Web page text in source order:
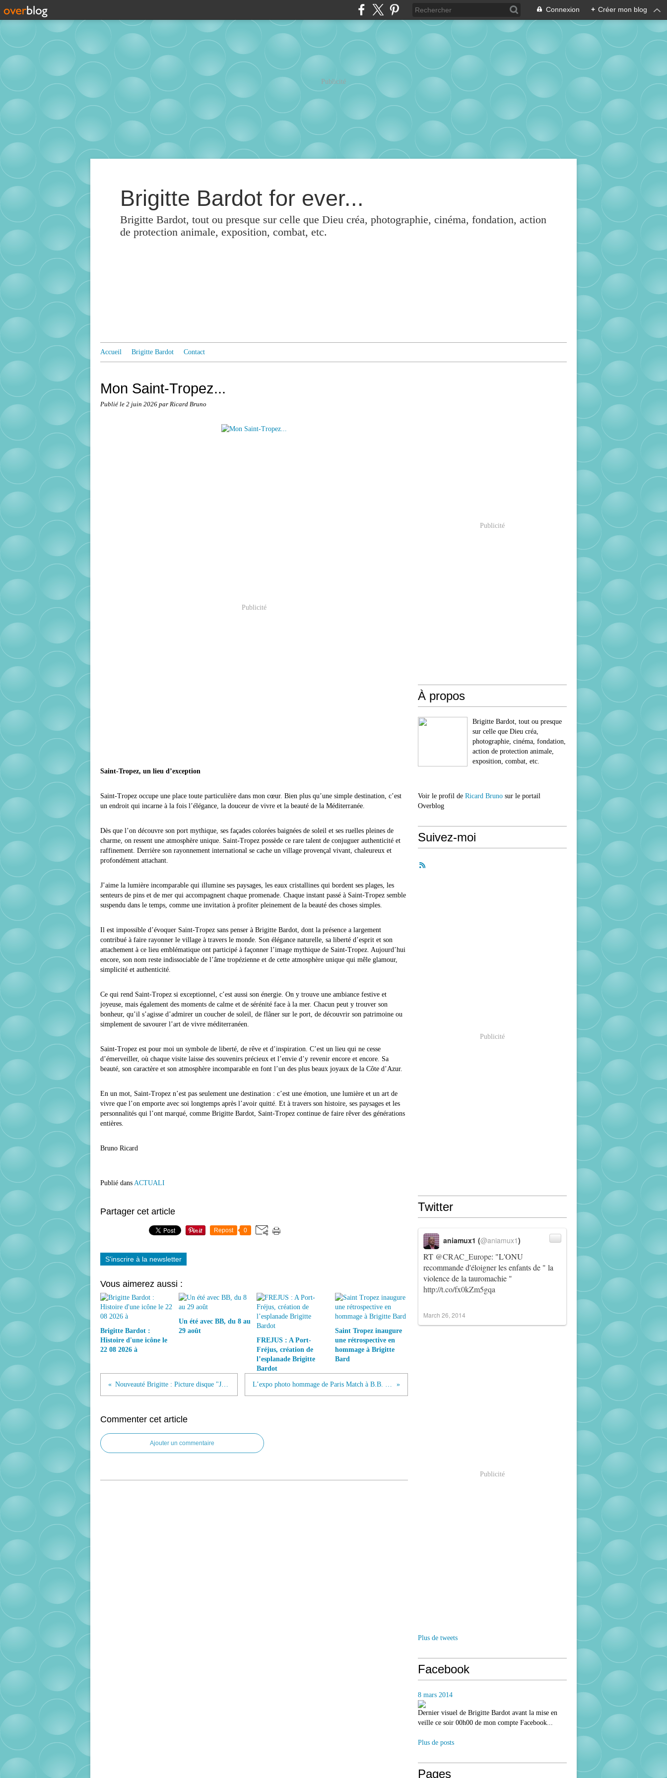
Connexion + Créer mon blog
Publicité
Brigitte Bardot for ever...
Brigitte Bardot, tout ou presque sur celle que Dieu créa, photographie, cinéma, fondation, action
de protection animale, exposition, combat, etc.
Accueil Brigitte Bardot Contact
Mon Saint-Tropez...
Publié le 2 juin 2026 par Ricard Bruno
Publicité
Saint-Tropez, un lieu d’exception
Saint-Tropez occupe une place toute particulière dans mon cœur. Bien plus qu’une simple destination, c’est
un endroit qui incarne à la fois l’élégance, la douceur de vivre et la beauté de la Méditerranée.
Dès que l’on découvre son port mythique, ses façades colorées baignées de soleil et ses ruelles pleines de
charme, on ressent une atmosphère unique. Saint-Tropez possède ce rare talent de conjuguer authenticité et
raffinement. Derrière son rayonnement international se cache un village provençal vivant, chaleureux et
profondément attachant.
J’aime la lumière incomparable qui illumine ses paysages, les eaux cristallines qui bordent ses plages, les
senteurs de pins et de mer qui accompagnent chaque promenade. Chaque instant passé à Saint-Tropez semble
suspendu dans le temps, comme une invitation à profiter pleinement de la beauté des choses simples.
Il est impossible d’évoquer Saint-Tropez sans penser à Brigitte Bardot, dont la présence a largement
contribué à faire rayonner le village à travers le monde. Son élégance naturelle, sa liberté d’esprit et son
attachement à ce lieu emblématique ont participé à façonner l’image mythique de Saint-Tropez. Aujourd’hui
encore, son nom reste indissociable de l’âme tropézienne et de cette atmosphère unique qui mêle glamour,
simplicité et authenticité.
Ce qui rend Saint-Tropez si exceptionnel, c’est aussi son énergie. On y trouve une ambiance festive et
joyeuse, mais également des moments de calme et de sérénité face à la mer. Chacun peut y trouver son
bonheur, qu’il s’agisse d’admirer un coucher de soleil, de flâner sur le port, de découvrir son patrimoine ou
simplement de savourer l’art de vivre méditerranéen.
Saint-Tropez est pour moi un symbole de liberté, de rêve et d’inspiration. C’est un lieu qui ne cesse
d’émerveiller, où chaque visite laisse des souvenirs précieux et l’envie d’y revenir encore et encore. Sa
beauté, son caractère et son atmosphère incomparable en font l’un des plus beaux joyaux de la Côte d’Azur.
En un mot, Saint-Tropez n’est pas seulement une destination : c’est une émotion, une lumière et un art de
vivre que l’on emporte avec soi longtemps après l’avoir quitté. Et à travers son histoire, ses paysages et les
personnalités qui l’ont marqué, comme Brigitte Bardot, Saint-Tropez continue de faire rêver des générations
entières.
Bruno Ricard
Publié dans ACTUALI
Partager cet article
Repost 0
S'inscrire à la newsletter
Vous aimerez aussi :
Brigitte Bardot :
Histoire d'une icône le
22 08 2026 à
Un été avec BB, du 8 au
29 août
FREJUS : A Port-
Fréjus, création de
l’esplanade Brigitte
Bardot
Saint Tropez inaugure
une rétrospective en
hommage à Brigitte
Bard
Nouveauté Brigitte : Picture disque "Je t'aime moi non plus" à paraitre le 26 06 2026 L’expo photo hommage de Paris Match à B.B. : la légende de Saint-Tropez en 50 clichés exceptionnels
Commenter cet article
Ajouter un commentaire
Publicité
À propos
Brigitte Bardot, tout ou presque
sur celle que Dieu créa,
photographie, cinéma, fondation,
action de protection animale,
exposition, combat, etc.
Voir le profil de Ricard Bruno sur le portail
Overblog
Suivez-moi
Publicité
Twitter
RT @CRAC_Europe: "L'ONU
recommande d'éloigner les enfants de " la
violence de la tauromachie "
http://t.co/fx0kZm5gqa
aniamux1 (@aniamux1)
March 26, 2014
Publicité
Plus de tweets
Facebook
8 mars 2014
Dernier visuel de Brigitte Bardot avant la mise en
veille ce soir 00h00 de mon compte Facebook...
Plus de posts
Pages